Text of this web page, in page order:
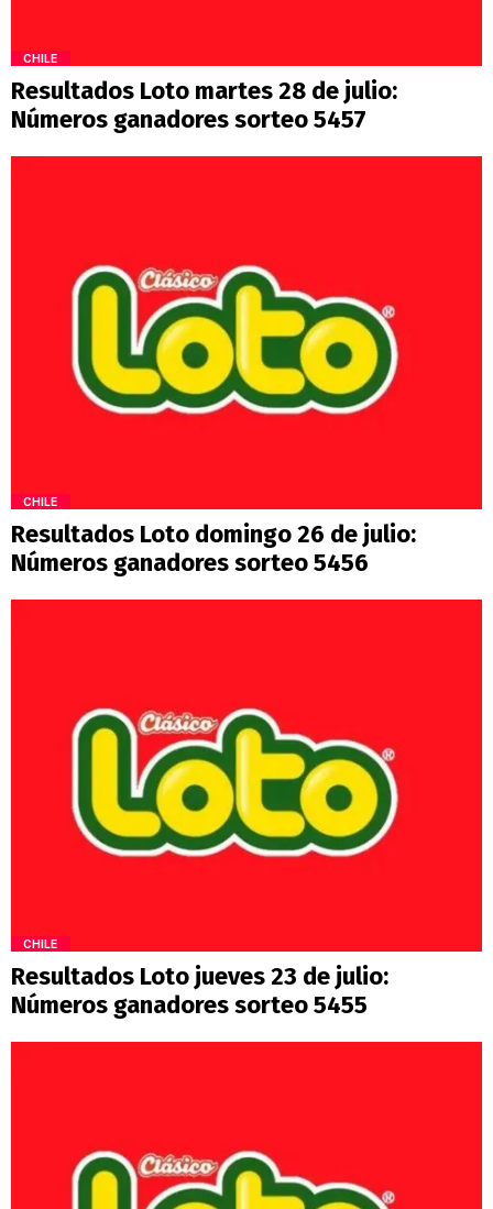
CHILE
Resultados Loto martes 28 de julio:
Números ganadores sorteo 5457
CHILE
Resultados Loto domingo 26 de julio:
Números ganadores sorteo 5456
CHILE
Resultados Loto jueves 23 de julio:
Números ganadores sorteo 5455